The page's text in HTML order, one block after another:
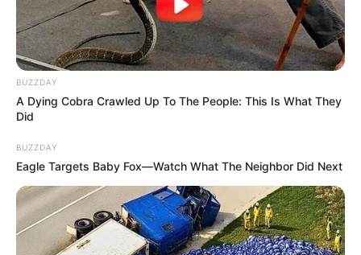
ന്യൂഡല്‍ഹി: ക്രെഡിറ്റ്, ഡെബിറ്റ് കാര്‍ഡുകള്‍
BUZZDAY
A Dying Cobra Crawled Up To The People: This Is What They
Did
BUZZDAY
Eagle Targets Baby Fox—Watch What The Neighbor Did Next